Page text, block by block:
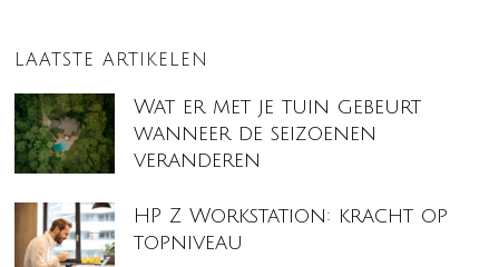
LAATSTE ARTIKELEN
Wat er met je tuin gebeurt
wanneer de seizoenen
veranderen
HP Z Workstation: kracht op
topniveau